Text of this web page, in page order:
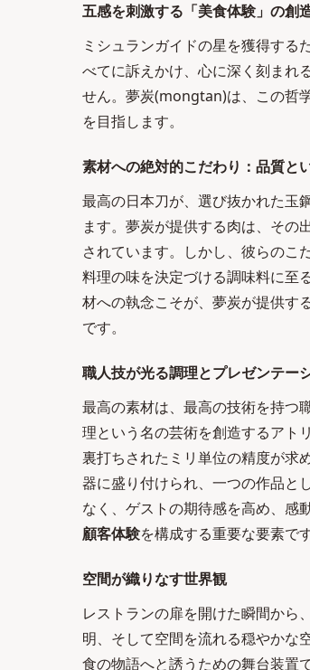
五感を刺激する「美食体験」の創
ミシュランガイドの星を獲得する
べてに訴えかけ、心に深く刻まれ
せん。夢炭(mongtan)は、この哲
を目指します。
素材への絶対的こだわり：品質と
最高の日本刀が、選び抜かれた玉
ます。夢炭が提供する肉は、その
されています。しかし、彼らのこ
料理の味を決定づける調味料に至
材への執念こそが、夢炭が提供す
です。
職人技が光る調理とプレゼンテー
最高の素材は、最高の技術を持つ
理という名の芸術を創造するアト
裏打ちされたミリ単位の精度が求
器に盛り付けられ、一つの作品と
なく、ゲストの期待感を高め、感
顧客体験を構成する重要な要素です
空間が織りなす世界観
レストランの扉を開けた瞬間から
明、そして空間を流れる穏やかな
食の物語へと誘うための舞台装置